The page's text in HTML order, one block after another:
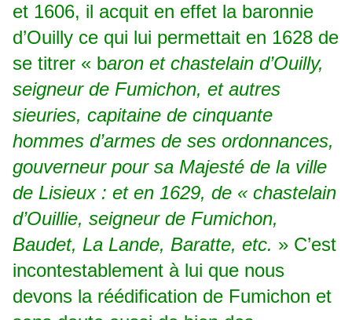
et 1606, il acquit en effet la baronnie
d’Ouilly ce qui lui permettait en 1628 de
se titrer « baron et chastelain d’Ouilly,
seigneur de Fumichon, et autres
sieuries, capitaine de cinquante
hommes d’armes de ses ordonnances,
gouverneur pour sa Majesté de la ville
de Lisieux : et en 1629, de « chastelain
d’Ouillie, seigneur de Fumichon,
Baudet, La Lande, Baratte, etc. » C’est
incontestablement à lui que nous
devons la réédification de Fumichon et